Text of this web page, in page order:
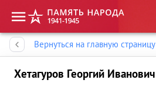
Вернуться на главную страницу
Хетагуров Георгий Иванович
Память народа